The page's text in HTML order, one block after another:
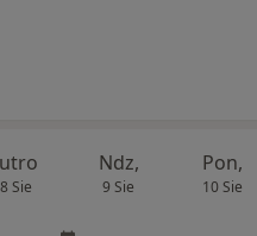
8 Sie
Ndz,
9 Sie
Pon,
10 Sie